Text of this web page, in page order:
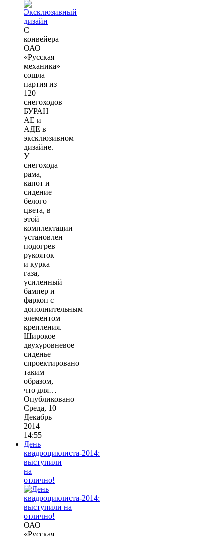
С
конвейера
ОАО
«Русская
механика»
сошла
партия из
120
снегоходов
БУРАН
АЕ и
АДЕ в
эксклюзивном
дизайне.
У
снегохода
рама,
капот и
сидение
белого
цвета, в
этой
комплектации
установлен
подогрев
рукояток
и курка
газа,
усиленный
бампер и
фаркоп с
дополнительным
элементом
крепления.
Широкое
двухуровневое
сиденье
спроектировано
таким
образом,
что для…
Опубликовано
Среда, 10
Декабрь
2014
14:55
День
квадроциклиста-2014:
выступили
на
отлично!
ОАО
«Русская